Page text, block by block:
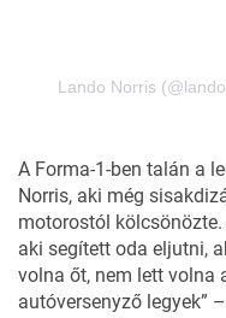
Lando Norris
A Forma-1-ben talán a
Norris, aki még
motorostól kölcsönözte.
aki segített oda eljutni,
volna őt, nem lett volna
autóversenyző legyek”